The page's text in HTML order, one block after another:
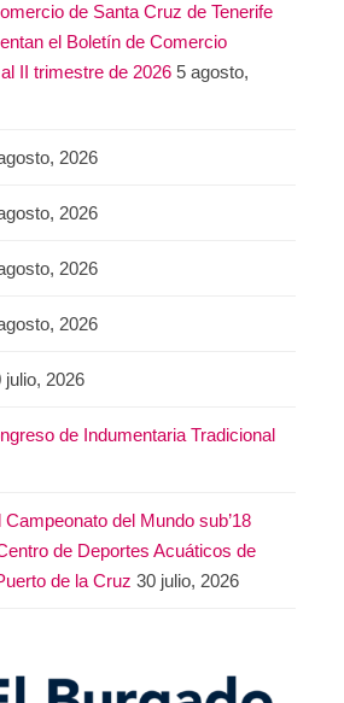
de Santa Cruz de Tenerife
el Boletín de Comercio
II trimestre de 2026 5 agosto,
2026
2026
2026
2026
julio, 2026
de Indumentaria Tradicional
del Mundo sub’18
de Deportes Acuáticos de
de la Cruz 30 julio, 2026